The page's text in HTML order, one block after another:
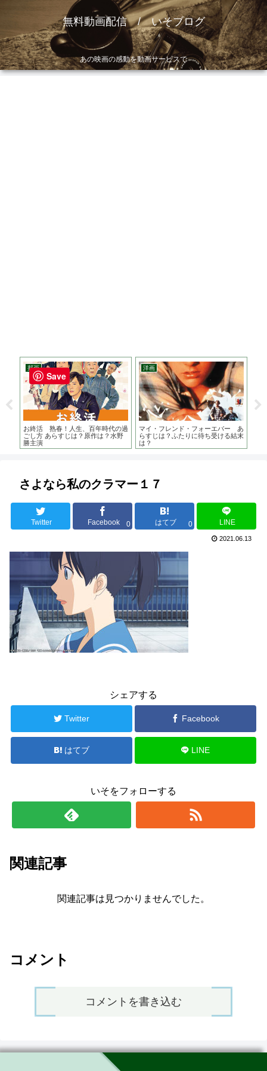
無料動画配信 / いそブログ
あの映画の感動を動画サービスで
邦画
お終活 熟春！人生、百年時代の過
ごし方 あらすじは？原作は？水野
勝主演
洋画
マイ・フレンド・フォーエバー あ
らすじは？ふたりに待ち受ける結末
は？
さよなら私のクラマー１７
Twitter Facebook 0 はてブ 0 LINE
2021.06.13
シェアする
Twitter Facebook
はてブ LINE
いそをフォローする
関連記事
関連記事は見つかりませんでした。
コメント
コメントを書き込む
Save